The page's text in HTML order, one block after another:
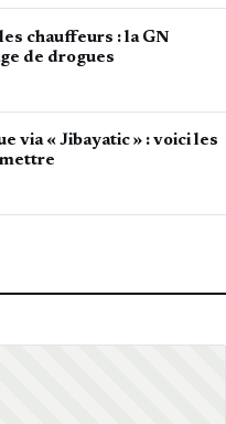
chauffeurs : la GN
de drogues
via « Jibayatic » : voici les